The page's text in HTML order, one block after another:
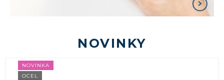
NOVINKY
NOVINKA
OCEL